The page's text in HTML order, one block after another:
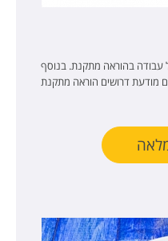
עבודה בהוראה מתקנת. בנוסף
מודעת דרושים הוראה מתקנת